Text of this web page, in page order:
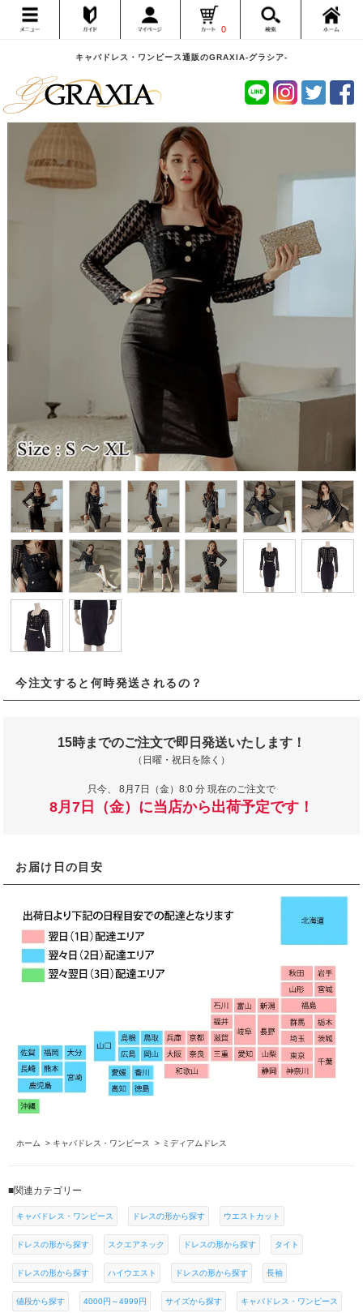
キャバドレス・ワンピース通販のGRAXIA-グラシア-
0
今注文すると何時発送されるの？
15時までのご注文で即日発送いたします！
（日曜・祝日を除く）
只今、 8月7日（金）8:0 分 現在のご注文で
8月7日（金）に当店から出荷予定です！
お届け日の目安
ホーム > キャバドレス・ワンピース > ミディアムドレス
■関連カテゴリー
キャバドレス・ワンピース ドレスの形から探す ウエストカット
ドレスの形から探す スクエアネック ドレスの形から探す タイト
ドレスの形から探す ハイウエスト ドレスの形から探す 長袖
値段から探す 4000円～4999円 サイズから探す キャバドレス・ワンピース